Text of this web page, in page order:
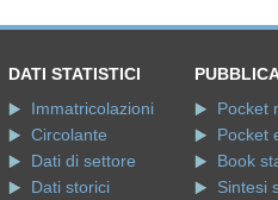
DATI STATISTICI
Immatricolazioni
Circolante
Dati di settore
Dati storici
Pocket
Pocket
Book
Sintesi